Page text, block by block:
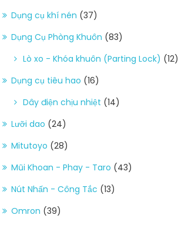
Dụng cụ khí nén (37)
Dụng Cụ Phòng Khuôn (83)
Lò xo - Khóa khuôn (Parting Lock) (12)
Dụng cụ tiêu hao (16)
Dây điện chịu nhiệt (14)
Lưỡi dao (24)
Mitutoyo (28)
Mũi Khoan - Phay - Taro (43)
Nút Nhấn - Công Tắc (13)
Omron (39)